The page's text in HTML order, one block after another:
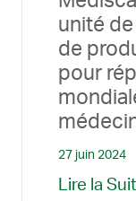
unité
de
pour
27 juin 2024
Lire la